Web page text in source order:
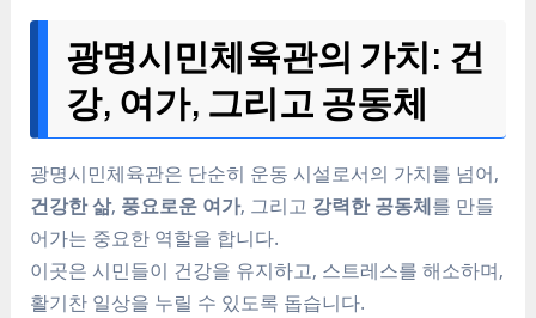
광명시민체육관의 가치: 건
강, 여가, 그리고 공동체
광명시민체육관은 단순히 운동 시설로서의 가치를 넘어,
건강한 삶, 풍요로운 여가, 그리고 강력한 공동체를 만들
어가는 중요한 역할을 합니다.
이곳은 시민들이 건강을 유지하고, 스트레스를 해소하며,
활기찬 일상을 누릴 수 있도록 돕습니다.